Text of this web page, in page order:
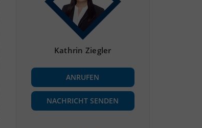
Kathrin Ziegler
ANRUFEN
NACHRICHT SENDEN